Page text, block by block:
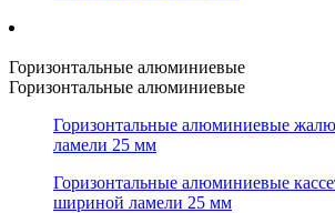
Горизонтальные алюминиевые
Горизонтальные алюминиевые
Горизонтальные алюминиевые
ламели 25 мм
Горизонтальные алюминиевые
шириной ламели 25 мм